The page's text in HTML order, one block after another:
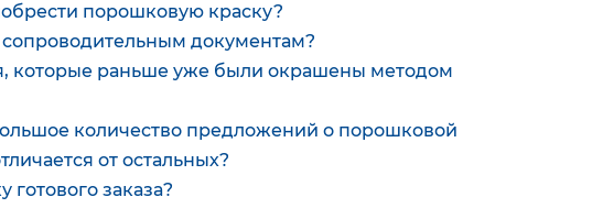
порошковую краску?
документам?
которые раньше уже были окрашены методом
количество предложений о порошковой
от остальных?
заказа?